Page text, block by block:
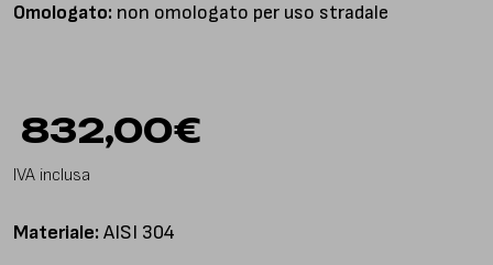
Omologato: non omologato per uso stradale
€
832,00
IVA inclusa
Materiale: AISI 304